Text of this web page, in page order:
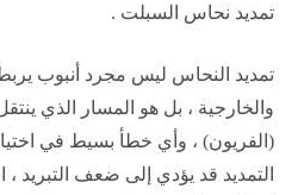
تمديد نحاس السبلت .
تمديد النحاس ليس مجرد أنبوب يربط
والخارجية ، بل هو المسار الذي
(الفريون) ، وأي خطأ بسيط في
التمديد قد يؤدي إلى ضعف التبريد ،